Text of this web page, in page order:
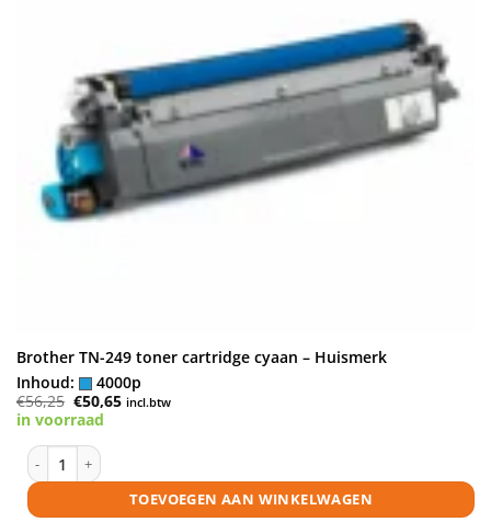
Brother TN-249 toner cartridge cyaan – Huismerk
Inhoud:
4000p
€56,25 Oorspronkelijke
prijs
was:
€56,25.
€50,65Huidige
prijs
incl.btw
in voorraad
Brother TN-249 toner cartridge cyaan - Huismerk aantal
TOEVOEGEN AAN WINKELWAGEN